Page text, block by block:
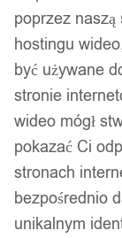
/ 6
poprzez naszą
hostingu
być używane
stronie
wideo mógł
pokazać Ci
stronach
bezpośrednio
unikalnym